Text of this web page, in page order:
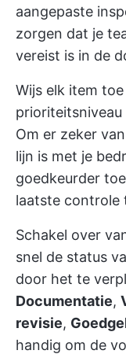
aangepaste
zorgen dat je
vereist is in de
Wijs elk item
prioriteitsniveau
Om er zeker
lijn is met je
goedkeurder
laatste controle
Schakel over
snel de status
door het te
Documentatie,
revisie,
handig om de